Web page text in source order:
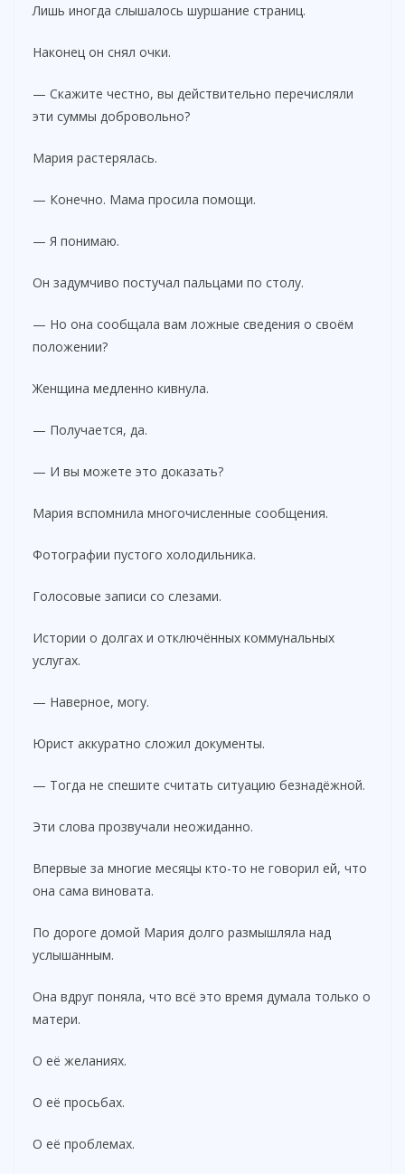
Лишь иногда слышалось шуршание страниц.
Наконец он снял очки.
— Скажите честно, вы действительно перечисляли
эти суммы добровольно?
Мария растерялась.
— Конечно. Мама просила помощи.
— Я понимаю.
Он задумчиво постучал пальцами по столу.
— Но она сообщала вам ложные сведения о своём
положении?
Женщина медленно кивнула.
— Получается, да.
— И вы можете это доказать?
Мария вспомнила многочисленные сообщения.
Фотографии пустого холодильника.
Голосовые записи со слезами.
Истории о долгах и отключённых коммунальных
услугах.
— Наверное, могу.
Юрист аккуратно сложил документы.
— Тогда не спешите считать ситуацию безнадёжной.
Эти слова прозвучали неожиданно.
Впервые за многие месяцы кто-то не говорил ей, что
она сама виновата.
По дороге домой Мария долго размышляла над
услышанным.
Она вдруг поняла, что всё это время думала только о
матери.
О её желаниях.
О её просьбах.
О её проблемах.